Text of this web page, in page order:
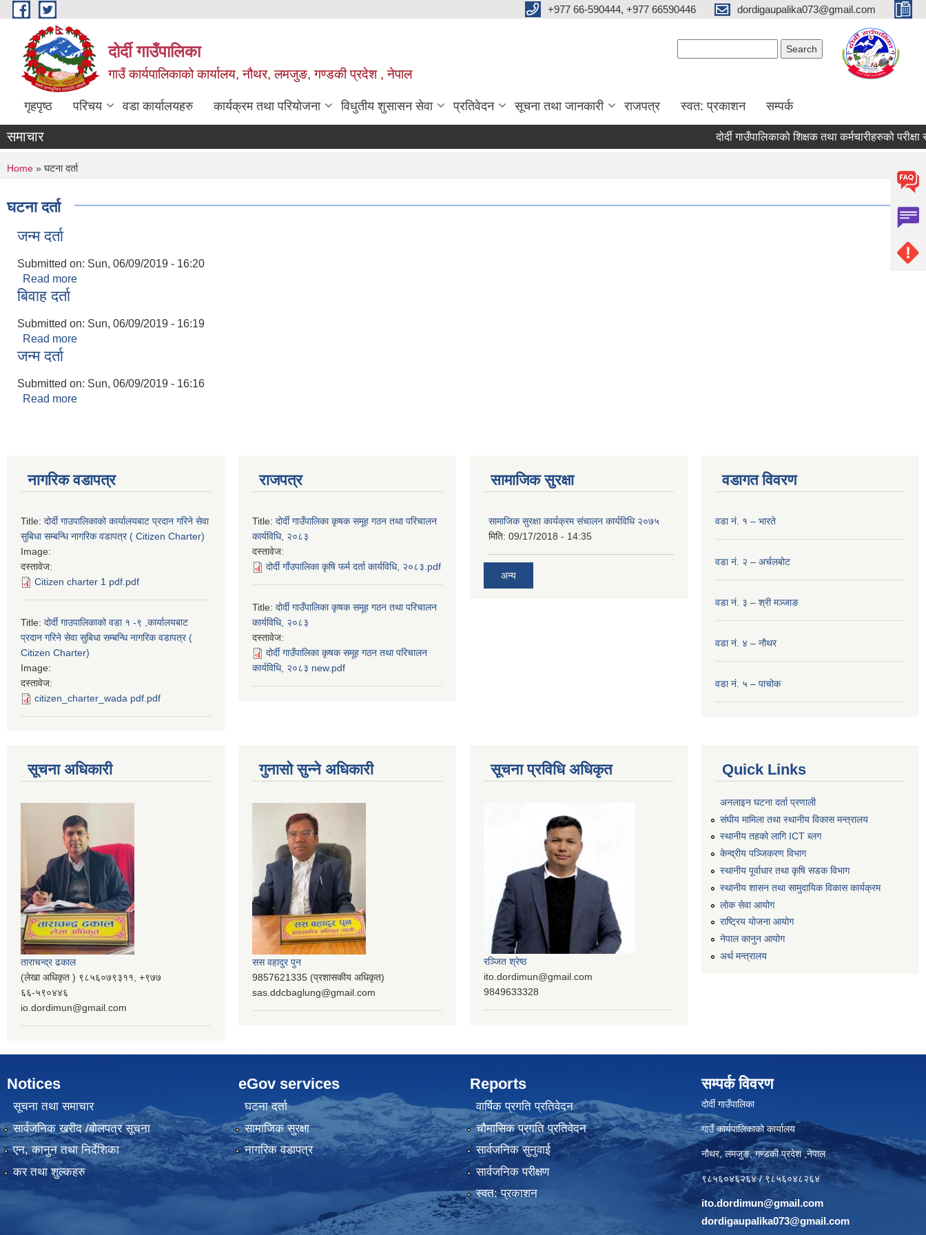
Skip to main content +977 66-590444, +977 66590446 dordigaupalika073@gmail.com
दोर्दी गाउँपालिका
गाउँ कार्यपालिकाको कार्यालय, नौथर, लमजुङ, गण्डकी प्रदेश , नेपाल
गृहपृष्ठ परिचय वडा कार्यालयहरु कार्यक्रम तथा परियोजना विधुतीय शुसासन सेवा प्रतिवेदन सूचना तथा जानकारी राजपत्र स्वत: प्रकाशन सम्पर्क
समाचार दोर्दी गाउँपालिकाको शिक्षक तथा कर्मचारीहरुको
You are here
Home » घटना दर्ता
घटना दर्ता
जन्म दर्ता
Submitted on: Sun, 06/09/2019 - 16:20
Read more
बिवाह दर्ता
Submitted on: Sun, 06/09/2019 - 16:19
Read more
जन्म दर्ता
Submitted on: Sun, 06/09/2019 - 16:16
Read more
नागरिक वडापत्र
Title: दोर्दी गाउपालिकाको कार्यालयबाट प्रदान गरिने सेवा
सुबिधा सम्बन्धि नागरिक वडापत्र ( Citizen Charter)
Image:
दस्तावेज:
Citizen charter 1 pdf.pdf
Title: दोर्दी गाउपालिकाको वडा १ -९ ,कार्यालयबाट
प्रदान गरिने सेवा सुबिधा सम्बन्धि नागरिक वडापत्र (
Citizen Charter)
Image:
दस्तावेज:
citizen_charter_wada pdf.pdf
राजपत्र
Title: दोर्दी गाउँपालिका कृषक समूह गठन तथा परिचालन
कार्यविधि, २०८३
दस्तावेज:
दोर्दी गाँउपालिका कृषि फर्म दर्ता कार्यविधि, २०८३.pdf
Title: दोर्दी गाउँपालिका कृषक समूह गठन तथा परिचालन
कार्यविधि, २०८३
दस्तावेज:
दोर्दी गाउँपालिका कृषक समूह गठन तथा परिचालन
कार्यविधि, २०८३ new.pdf
सामाजिक सुरक्षा
सामाजिक सुरक्षा कार्यक्रम संचालन कार्यविधि २०७५
मिति: 09/17/2018 - 14:35
अन्य
वडागत विवरण
वडा नं. १ – भारते
वडा नं. २ – अर्चलबोट
वडा नं. ३ – श्री मञ्‍जाङ
वडा नं. ४ – नौथर
वडा नं. ५ – पाचोक
सूचना अधिकारी
ताराचन्द्र ढकाल
(लेखा अधिकृत ) ९८५६०७९३११, ‌‍‍+९७७
६६-५९०४४६
io.dordimun@gmail.com
गुनासो सुन्ने अधिकारी
सस वहादुर पुन
9857621335 (प्रशासकीय अधिकृत)
sas.ddcbaglung@gmail.com
सूचना प्रविधि अधिकृत
रञ्‍जित श्रेष्ठ
ito.dordimun@gmail.com
9849633328
Quick Links
अनलाइन घटना दर्ता प्रणाली
संघीय मामिला तथा स्थानीय विकास मन्त्रालय
स्थानीय तहको लागि ICT ब्लग
केन्द्रीय पञ्जिकरण विभाग
स्थानीय पूर्वाधार तथा कृषि सडक विभाग
स्थानीय शासन तथा सामुदायिक विकास कार्यक्रम
लोक सेवा आयोग
राष्ट्रिय योजना आयोग
नेपाल कानुन आयोग
अर्थ मन्त्रालय
Notices
सूचना तथा समाचार
सार्वजनिक खरीद /बोलपत्र सूचना
एन, कानुन तथा निर्देशिका
कर तथा शुल्कहरु
eGov services
घटना दर्ता
सामाजिक सुरक्षा
नागरिक वडापत्र
Reports
वार्षिक प्रगति प्रतिवेदन
चौमासिक प्रगति प्रतिवेदन
सार्वजनिक सुनुवाई
सार्वजनिक परीक्षण
स्वत: प्रकाशन
सम्पर्क विवरण
दोर्दी गाउँपालिका
गाउँ कार्यपालिकाको कार्यालय
नौथर, लमजुङ, गण्डकी प्रदेश ,नेपाल
९८५६०४६२६४ / ९८५६०४८२६४
ito.dordimun@gmail.com,
dordigaupalika073@gmail.com